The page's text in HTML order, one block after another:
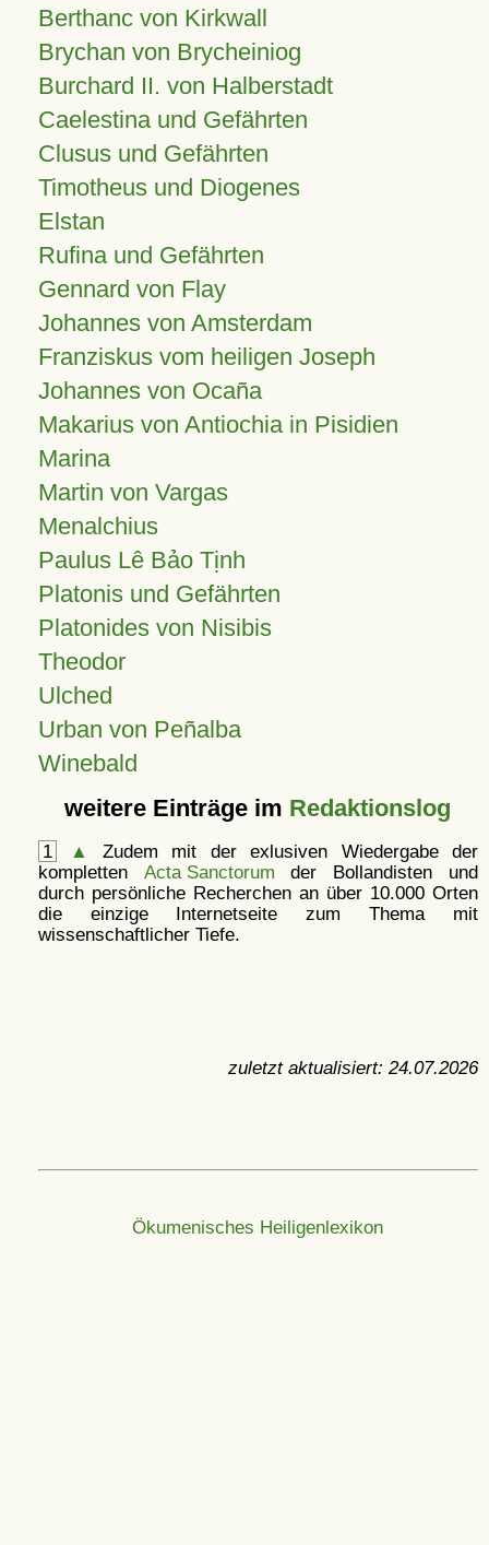
Berthanc von Kirkwall
Brychan von Brycheiniog
Burchard II. von Halberstadt
Caelestina und Gefährten
Clusus und Gefährten
Timotheus und Diogenes
Elstan
Rufina und Gefährten
Gennard von Flay
Johannes von Amsterdam
Franziskus vom heiligen Joseph
Johannes von Ocaña
Makarius von Antiochia in Pisidien
Marina
Martin von Vargas
Menalchius
Paulus Lê Bảo Tịnh
Platonis und Gefährten
Platonides von Nisibis
Theodor
Ulched
Urban von Peñalba
Winebald
weitere Einträge im Redaktionslog
1 ▲
Zudem mit der exlusiven Wiedergabe der
kompletten Acta Sanctorum der Bollandisten und
durch persönliche Recherchen an über 10.000 Orten
die einzige Internetseite zum Thema mit
wissenschaftlicher Tiefe.
zuletzt aktualisiert: 24.07.2026
Ökumenisches Heiligenlexikon